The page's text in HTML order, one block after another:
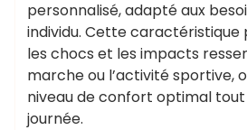
personnalisé, adapté aux
individu. Cette
les chocs et les impacts
marche ou l’activité sportive,
niveau de confort optimal tout
journée.